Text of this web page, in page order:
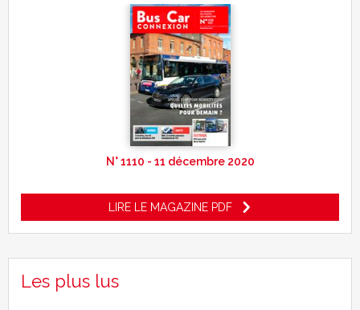
N° 1110 - 11 décembre 2020
LIRE LE MAGAZINE PDF
Les plus lus